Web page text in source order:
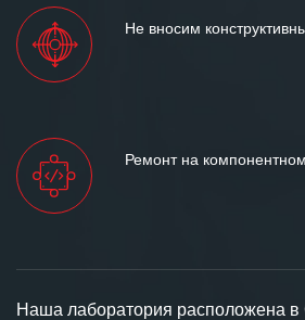
Не вносим
Ремонт на
Наша лаборатория расположена в